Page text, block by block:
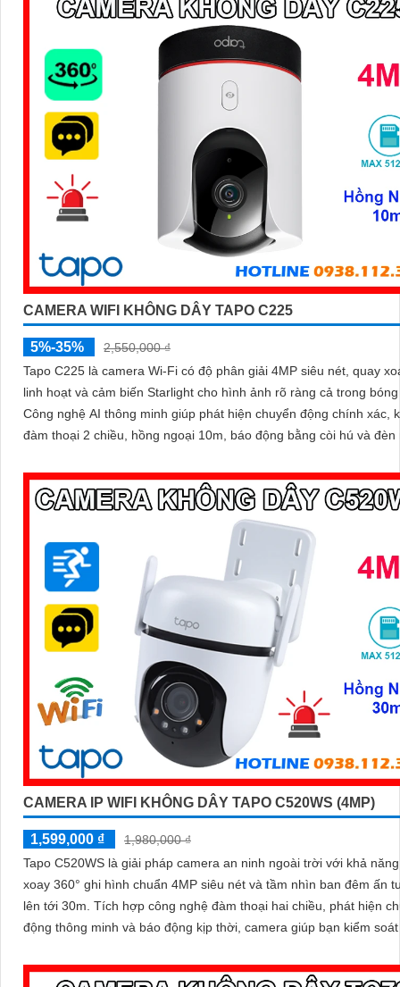
ổn định trong mọi điều kiện thời tiết.
Tùy thuộc vào nhu cầu sử dụng cụ thể của bạn, bạn nên tham
sánh các sản phẩm trên thị trường để chọn lựa camera Starlight
sáng yếu phù hợp nhất.
CAMERA WIFI KHÔNG DÂY TAPO C225
5%-35%
2,550,000 ₫
Tapo C225 là camera Wi-Fi có độ phân giải 4MP siêu nét, quay
linh hoạt và cảm biến Starlight cho hình ảnh rõ ràng cả trong
Công nghệ AI thông minh giúp phát hiện chuyển động chính xác,
đàm thoại 2 chiều, hồng ngoại 10m, báo động bằng còi hú và đèn
512GB lưu trữ lâu dài
CAMERA IP WIFI KHÔNG DÂY TAPO C520WS (4MP)
1,599,000 ₫
1,980,000 ₫
Tapo C520WS là giải pháp camera an ninh ngoài trời với khả
xoay 360° ghi hình chuẩn 4MP siêu nét và tầm nhìn ban đêm ấn
lên tới 30m. Tích hợp công nghệ đàm thoại hai chiều, phát hiện chuyển
động thông minh và báo động kịp thời, camera giúp bạn kiểm